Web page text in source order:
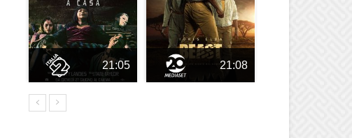
21:05 21:08